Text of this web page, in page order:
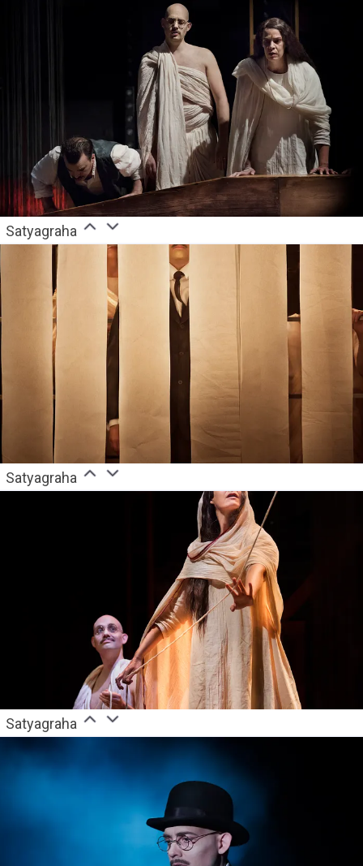
Satyagraha
Satyagraha
Satyagraha